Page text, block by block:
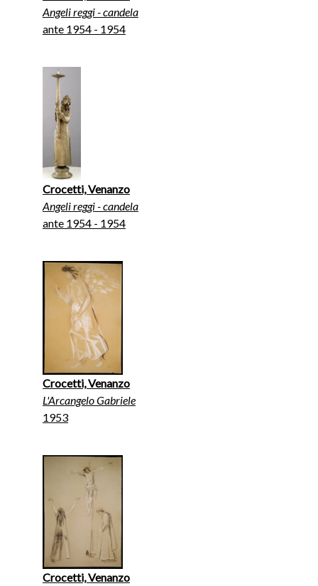
Angeli reggi - candela
ante 1954 - 1954
Crocetti, Venanzo
Angeli reggi - candela
ante 1954 - 1954
Crocetti, Venanzo
L'Arcangelo Gabriele
1953
Crocetti, Venanzo